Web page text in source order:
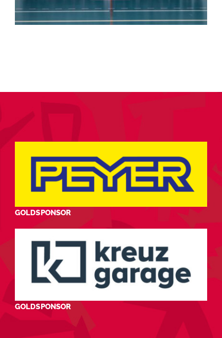
GOLDSPONSOR
GOLDSPONSOR